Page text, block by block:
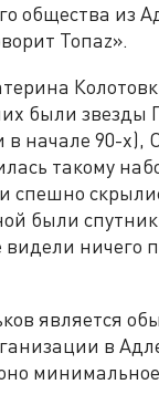
общества из
Топаz».
были звезды
начале 90-х),
такому
спешно
были
ничего
является
в